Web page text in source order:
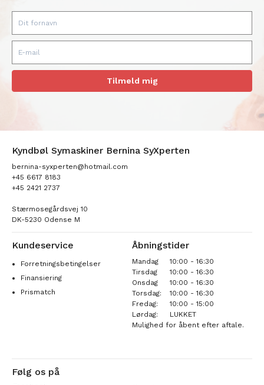
Tilmeld mig
Kyndbøl Symaskiner Bernina SyXperten
bernina-syxperten@hotmail.com
+45 6617 8183
+45 2421 2737
Stærmosegårdsvej 10
DK-5230 Odense M
Kundeservice
Forretningsbetingelser
Finansiering
Prismatch
Åbningstider
Mandag
10:00 - 16:30
Tirsdag
10:00 - 16:30
Onsdag
10:00 - 16:30
Torsdag:
10:00 - 16:30
Fredag:
10:00 - 15:00
Lørdag:
LUKKET
Mulighed for åbent efter aftale.
Følg os på